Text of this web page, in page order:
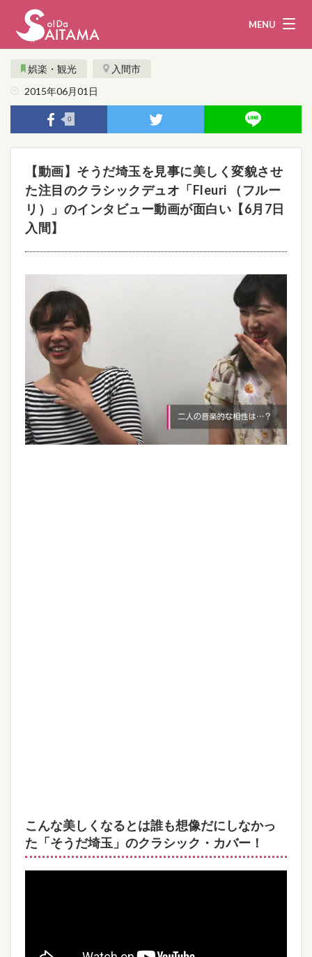
MENU
娯楽・観光
企業・団体 教育・医療
行政 まとめ！
地域から探す
募集！ お問い合わせ
ライター
娯楽・観光
入間市
2015年06月01日
0
【動画】そうだ埼玉を見事に美しく変貌させ
た注目のクラシックデュオ「Fleuri （フルー
リ）」のインタビュー動画が面白い【6月7日
入間】
こんな美しくなるとは誰も想像だにしなかっ
た「そうだ埼玉」のクラシック・カバー！